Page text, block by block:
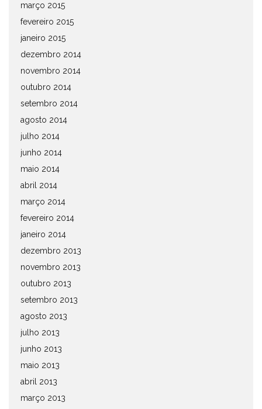
março 2015
fevereiro 2015
janeiro 2015
dezembro 2014
novembro 2014
outubro 2014
setembro 2014
agosto 2014
julho 2014
junho 2014
maio 2014
abril 2014
março 2014
fevereiro 2014
janeiro 2014
dezembro 2013
novembro 2013
outubro 2013
setembro 2013
agosto 2013
julho 2013
junho 2013
maio 2013
abril 2013
março 2013